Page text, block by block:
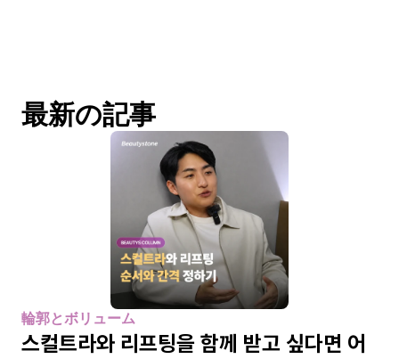
最新の記事
輪郭とボリューム
스컬트라와 리프팅을 함께 받고 싶다면 어